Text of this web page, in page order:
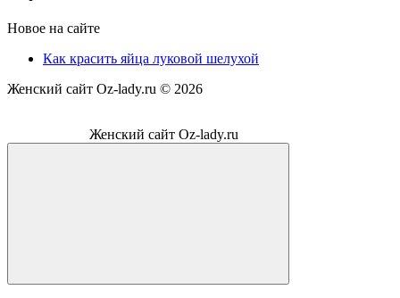
Новое на сайте
Как красить яйца луковой шелухой
Женский сайт Oz-lady.ru © 2026
Женский сайт Oz-lady.ru